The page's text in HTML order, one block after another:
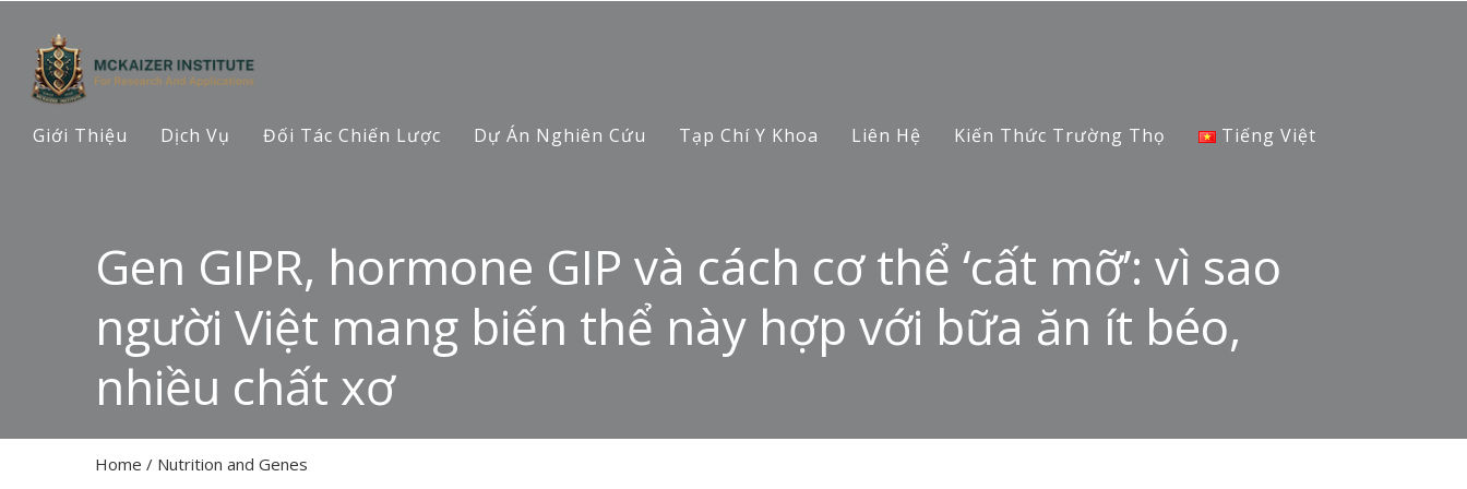
Giới Thiệu Dịch Vụ Đối Tác Chiến Lược Dự Án Nghiên Cứu Tạp Chí Y Khoa Liên Hệ Kiến Thức Trường Thọ Tiếng Việt
Gen GIPR, hormone GIP và cách cơ thể ‘cất mỡ’: vì sao
người Việt mang biến thể này hợp với bữa ăn ít béo,
nhiều chất xơ
Home / Nutrition and Genes